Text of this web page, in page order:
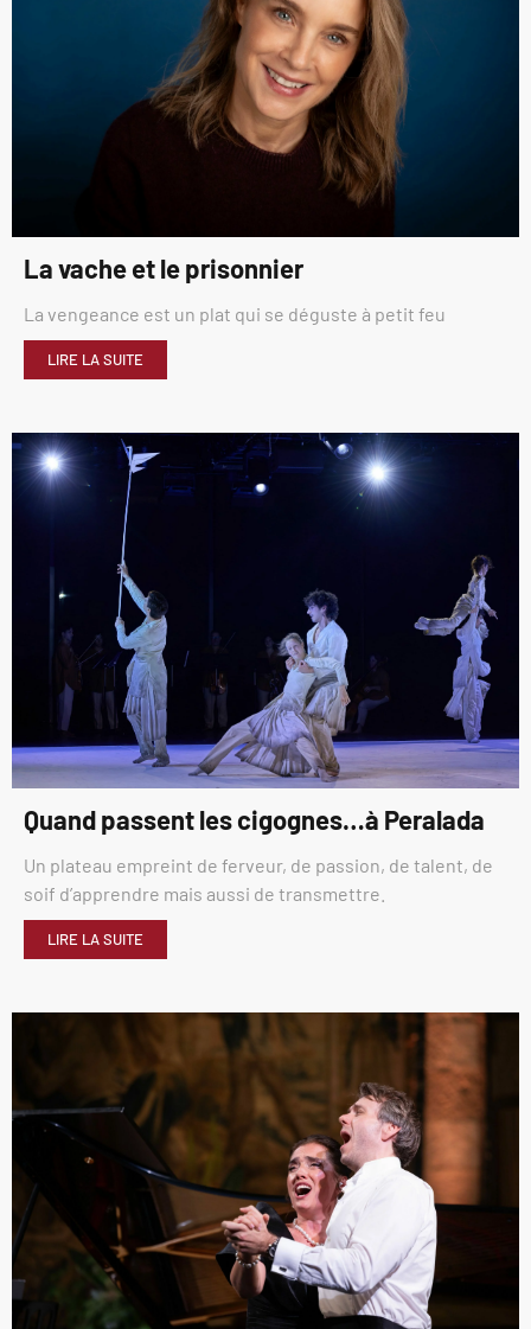
La vache et le prisonnier
La vengeance est un plat qui se déguste à petit feu
LIRE LA SUITE
Quand passent les cigognes…à Peralada
Un plateau empreint de ferveur, de passion, de talent, de
soif d’apprendre mais aussi de transmettre.
LIRE LA SUITE